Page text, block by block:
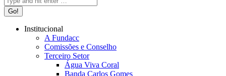
Institucional
A Fundacc
Comissões e Conselho
Terceiro Setor
Água Viva Coral
Banda Carlos Gomes